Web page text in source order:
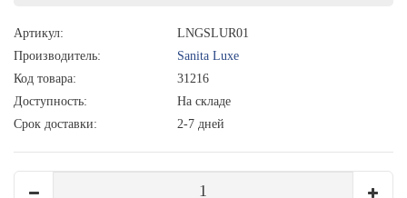
Артикул:
LNGSLUR01
Производитель:
Sanita Luxe
Код товара:
31216
Доступность:
На складе
Срок доставки:
2-7 дней